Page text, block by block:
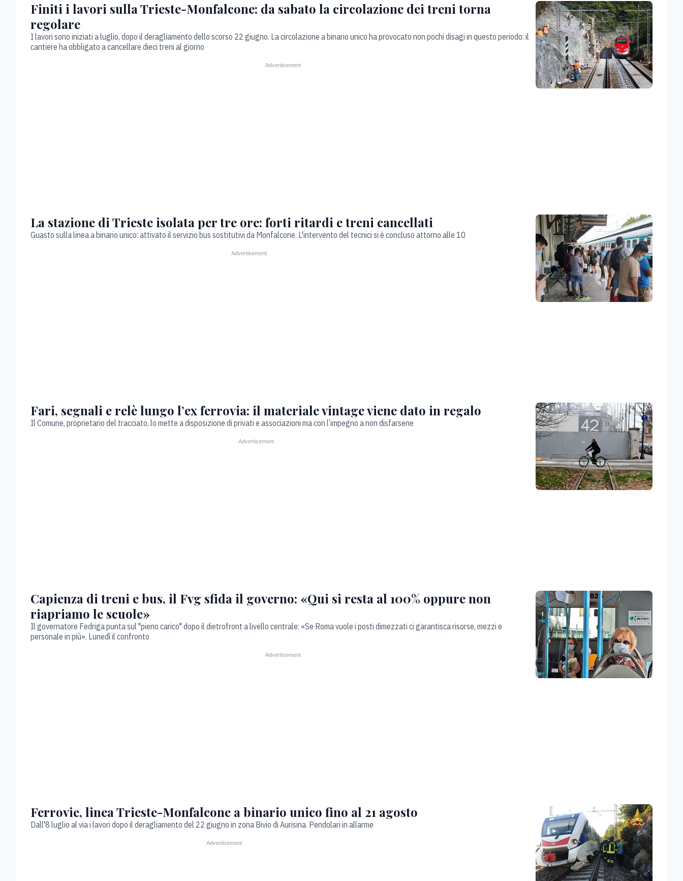
Finiti i lavori sulla Trieste-Monfalcone: da sabato la circolazione dei treni torna
regolare
I lavori sono iniziati a luglio, dopo il deragliamento dello scorso 22 giugno. La circolazione a binario unico ha provocato non pochi disagi in questo periodo: il
cantiere ha obbligato a cancellare dieci treni al giorno
La stazione di Trieste isolata per tre ore: forti ritardi e treni cancellati
Guasto sulla linea a binario unico: attivato il servizio bus sostitutivi da Monfalcone. L'intervento del tecnici si è concluso attorno alle 10
Fari, segnali e relè lungo l’ex ferrovia: il materiale vintage viene dato in regalo
Il Comune, proprietario del tracciato, lo mette a disposizione di privati e associazioni ma con l’impegno a non disfarsene
Capienza di treni e bus, il Fvg sfida il governo: «Qui si resta al 100% oppure non
riapriamo le scuole»
Il governatore Fedriga punta sul "pieno carico" dopo il dietrofront a livello centrale: «Se Roma vuole i posti dimezzati ci garantisca risorse, mezzi e
personale in più». Lunedì il confronto
Ferrovie, linea Trieste-Monfalcone a binario unico fino al 21 agosto
Dall'8 luglio al via i lavori dopo il deragliamento del 22 giugno in zona Bivio di Aurisina. Pendolari in allarme